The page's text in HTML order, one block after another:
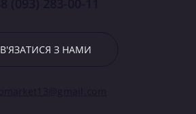
З НАМИ